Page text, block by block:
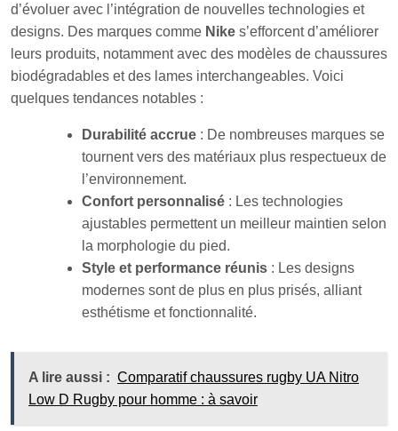
d’évoluer avec l’intégration de nouvelles technologies et
designs. Des marques comme Nike s’efforcent d’améliorer
leurs produits, notamment avec des modèles de chaussures
biodégradables et des lames interchangeables. Voici
quelques tendances notables :
Durabilité accrue : De nombreuses marques se
tournent vers des matériaux plus respectueux de
l’environnement.
Confort personnalisé : Les technologies
ajustables permettent un meilleur maintien selon
la morphologie du pied.
Style et performance réunis : Les designs
modernes sont de plus en plus prisés, alliant
esthétisme et fonctionnalité.
A lire aussi : Comparatif chaussures rugby UA Nitro
Low D Rugby pour homme : à savoir